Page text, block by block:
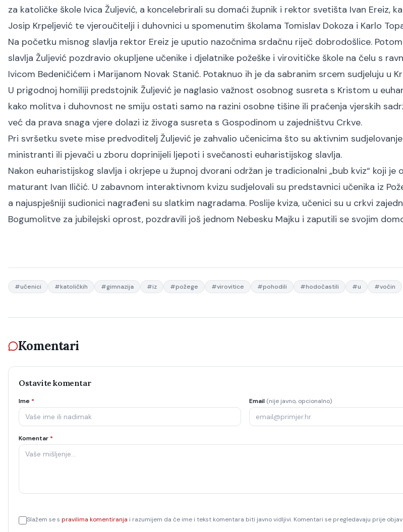
za katoličke škole Ivica Žuljević, a koncelebrirali su domaći župnik i rektor svetišta Ivan Ereiz,
Josip Krpeljević te vjeroučitelji i duhovnici u spomenutim školama Tomislav Dokoza i Karlo
Na početku misnog slavlja rektor Ereiz je uputio nazočnima srdačnu riječ dobrodošlice.
slavlja Žuljević pozdravio okupljene učenike i djelatnike požeške i virovitičke škole na čelu s
Ivicom Bedeničićem i Marijanom Novak Stanić. Potaknuo ih je da sabranim srcem sudjeluju u
U prigodnoj homiliji predstojnik Žuljević je naglasio važnost osobnog susreta s Kristom u
kako molitva i duhovnost ne smiju ostati samo na razini osobne tišine ili praćenja vjerskih
već da prava snaga vjere dolazi iz živoga susreta s Gospodinom u zajedništvu Crkve.
Pri svršetku svete mise predvoditelj Žuljević je zahvalio učenicima što su aktivnim
ministranti ili pjevači u zboru doprinijeli ljepoti i svečanosti euharistijskog slavlja.
Nakon euharistijskog slavlja i okrjepe u župnoj dvorani održan je tradicionalni „bub kviz“ koji
maturant Ivan Iličić. U zabavnom interaktivnom kvizu sudjelovali su predstavnici učenika iz
a najuspješniji sudionici nagrađeni su slatkim nagradama. Poslije kviza, učenici su u crkvi
Bogumolitve za jubilejski oprost, pozdravili još jednom Nebesku Majku i zaputili se svojim
#učenici #katoličkih #gimnazija #iz #požege #virovitice #pohodili #hodočastili #u #voćin
Komentari
Ostavite komentar
Ime * Email (nije javno, opcionalno)
Komentar *
Slažem se s pravilima komentiranja i razumijem da će ime i tekst komentara biti javno vidljivi. Komentari se pregledavaju prije